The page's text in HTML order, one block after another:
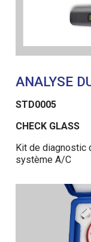
ANALYSE
STD0005
CHECK GLASS
Kit de diagnostic
système A/C